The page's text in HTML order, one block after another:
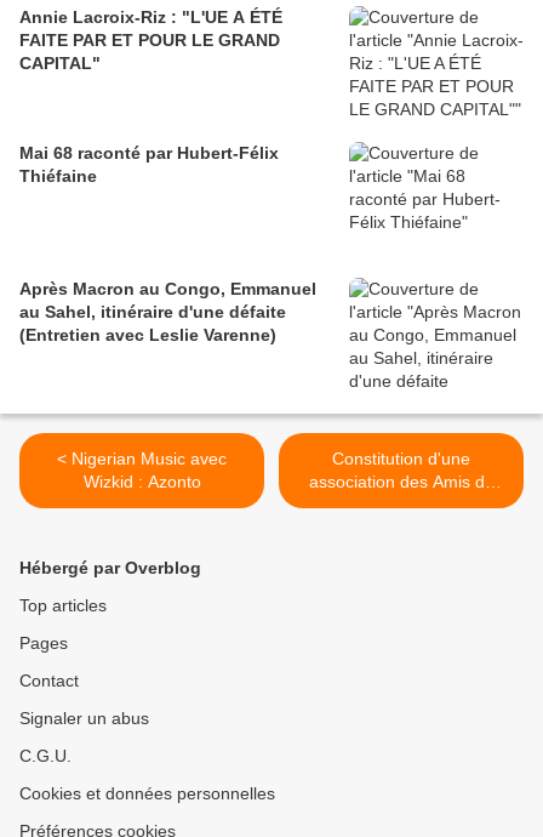
Annie Lacroix-Riz : "L'UE A ÉTÉ
FAITE PAR ET POUR LE GRAND
CAPITAL"
Mai 68 raconté par Hubert-Félix
Thiéfaine
Après Macron au Congo, Emmanuel
au Sahel, itinéraire d'une défaite
(Entretien avec Leslie Varenne)
< Nigerian Music avec
Wizkid : Azonto
Constitution d'une
association des Amis de
Jacques Vergès >
Hébergé par Overblog
Top articles
Pages
Contact
Signaler un abus
C.G.U.
Cookies et données personnelles
Préférences cookies